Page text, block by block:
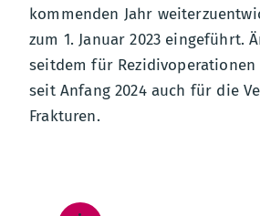
kommenden Jahr
zum 1. Januar 2023 eingeführt.
seitdem für Rezidivoperationen
seit Anfang 2024 auch für die
Frakturen.